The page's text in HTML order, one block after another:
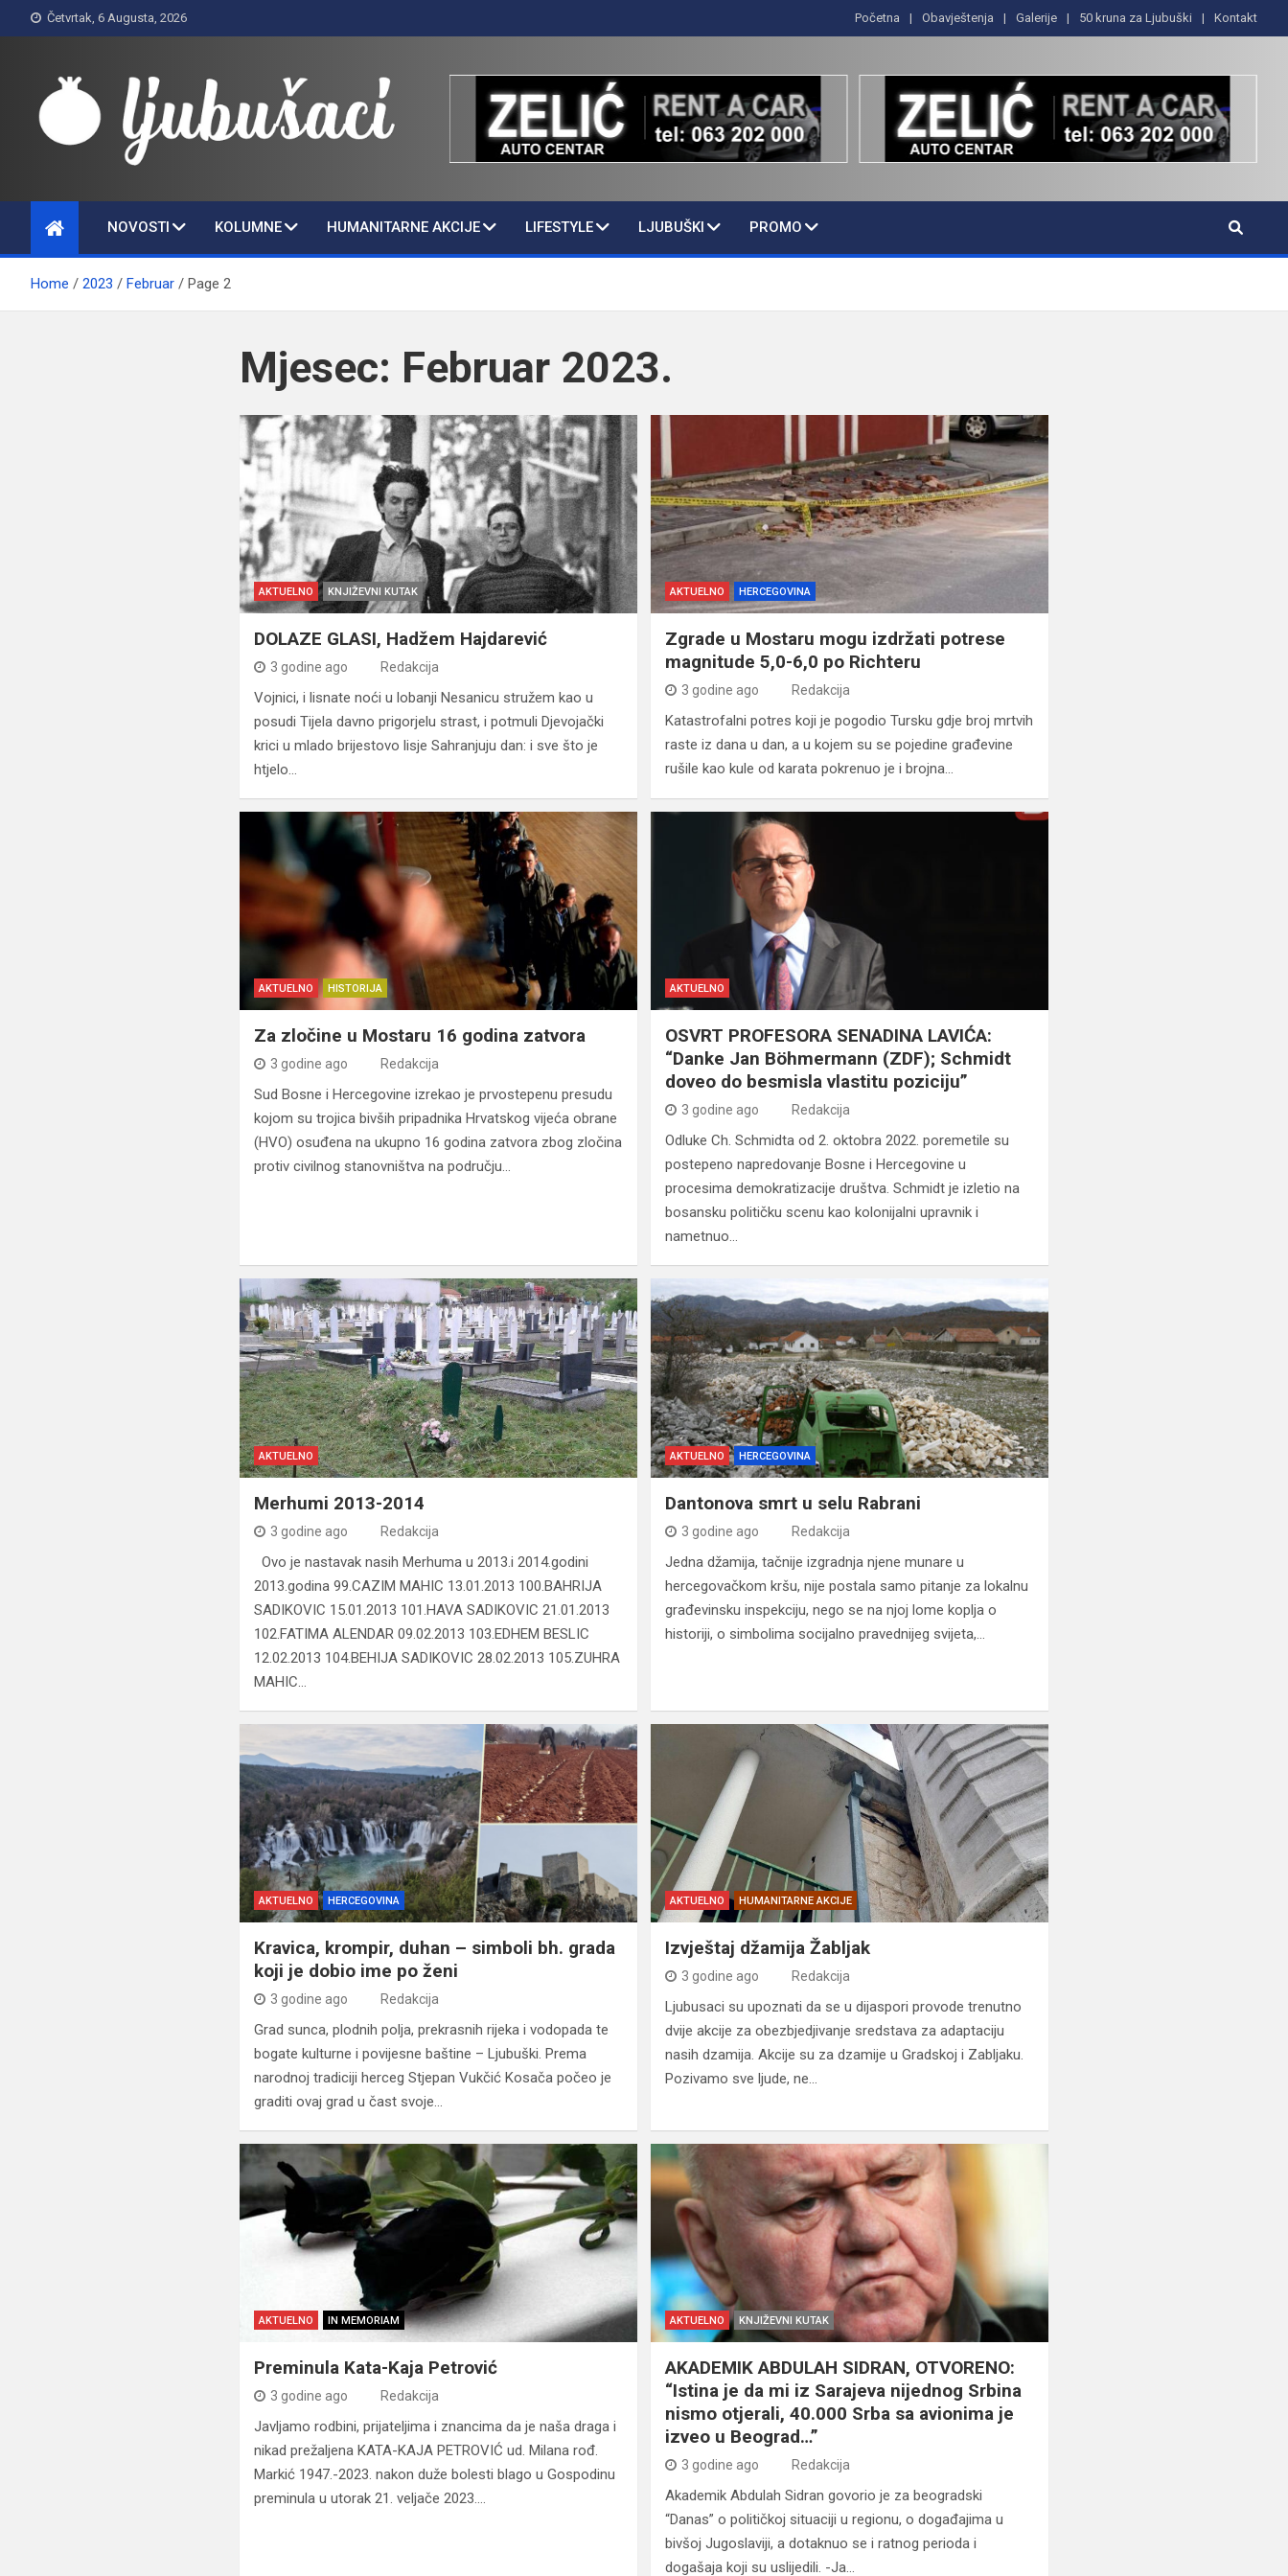
to
Četvrtak, 6 Augusta, 2026 Početna Obavještenja Galerije 50 kruna za Ljubuški Kontakt
Ljubušaci
NOVOSTI KOLUMNE HUMANITARNE AKCIJE LIFESTYLE LJUBUŠKI PROMO
Home 2023 Februar Page 2
Mjesec: Februar 2023.
AKTUELNO KNJIŽEVNI KUTAK
DOLAZE GLASI, Hadžem Hajdarević
3 godine ago Redakcija
Vojnici, i lisnate noći u lobanji Nesanicu stružem kao u
posudi Tijela davno prigorjelu strast, i potmuli Djevojački
krici u mlado brijestovo lisje Sahranjuju dan: i sve što je
htjelo…
AKTUELNO HERCEGOVINA
Zgrade u Mostaru mogu izdržati potrese
magnitude 5,0-6,0 po Richteru
3 godine ago Redakcija
Katastrofalni potres koji je pogodio Tursku gdje broj mrtvih
raste iz dana u dan, a u kojem su se pojedine građevine
rušile kao kule od karata pokrenuo je i brojna…
AKTUELNO HISTORIJA
Za zločine u Mostaru 16 godina zatvora
3 godine ago Redakcija
Sud Bosne i Hercegovine izrekao je prvostepenu presudu
kojom su trojica bivših pripadnika Hrvatskog vijeća obrane
(HVO) osuđena na ukupno 16 godina zatvora zbog zločina
protiv civilnog stanovništva na području…
AKTUELNO
OSVRT PROFESORA SENADINA LAVIĆA:
“Danke Jan Böhmermann (ZDF); Schmidt
doveo do besmisla vlastitu poziciju”
3 godine ago Redakcija
Odluke Ch. Schmidta od 2. oktobra 2022. poremetile su
postepeno napredovanje Bosne i Hercegovine u
procesima demokratizacije društva. Schmidt je izletio na
bosansku političku scenu kao kolonijalni upravnik i
nametnuo…
AKTUELNO
Merhumi 2013-2014
3 godine ago Redakcija
Ovo je nastavak nasih Merhuma u 2013.i 2014.godini
2013.godina 99.CAZIM MAHIC 13.01.2013 100.BAHRIJA
SADIKOVIC 15.01.2013 101.HAVA SADIKOVIC 21.01.2013
102.FATIMA ALENDAR 09.02.2013 103.EDHEM BESLIC
12.02.2013 104.BEHIJA SADIKOVIC 28.02.2013 105.ZUHRA
MAHIC…
AKTUELNO HERCEGOVINA
Dantonova smrt u selu Rabrani
3 godine ago Redakcija
Jedna džamija, tačnije izgradnja njene munare u
hercegovačkom kršu, nije postala samo pitanje za lokalnu
građevinsku inspekciju, nego se na njoj lome koplja o
historiji, o simbolima socijalno pravednijeg svijeta,…
AKTUELNO HERCEGOVINA
Kravica, krompir, duhan – simboli bh. grada
koji je dobio ime po ženi
3 godine ago Redakcija
Grad sunca, plodnih polja, prekrasnih rijeka i vodopada te
bogate kulturne i povijesne baštine – Ljubuški. Prema
narodnoj tradiciji herceg Stjepan Vukčić Kosača počeo je
graditi ovaj grad u čast svoje…
AKTUELNO HUMANITARNE AKCIJE
Izvještaj džamija Žabljak
3 godine ago Redakcija
Ljubusaci su upoznati da se u dijaspori provode trenutno
dvije akcije za obezbjedjivanje sredstava za adaptaciju
nasih dzamija. Akcije su za dzamije u Gradskoj i Zabljaku.
Pozivamo sve ljude, ne…
AKTUELNO IN MEMORIAM
Preminula Kata-Kaja Petrović
3 godine ago Redakcija
Javljamo rodbini, prijateljima i znancima da je naša draga i
nikad prežaljena KATA-KAJA PETROVIĆ ud. Milana rođ.
Markić 1947.-2023. nakon duže bolesti blago u Gospodinu
preminula u utorak 21. veljače 2023.…
AKTUELNO KNJIŽEVNI KUTAK
AKADEMIK ABDULAH SIDRAN, OTVORENO:
“Istina je da mi iz Sarajeva nijednog Srbina
nismo otjerali, 40.000 Srba sa avionima je
izveo u Beograd…”
3 godine ago Redakcija
Akademik Abdulah Sidran govorio je za beogradski
“Danas” o političkoj situaciji u regionu, o događajima u
bivšoj Jugoslaviji, a dotaknuo se i ratnog perioda i
dogašaja koji su uslijedili. -Ja…